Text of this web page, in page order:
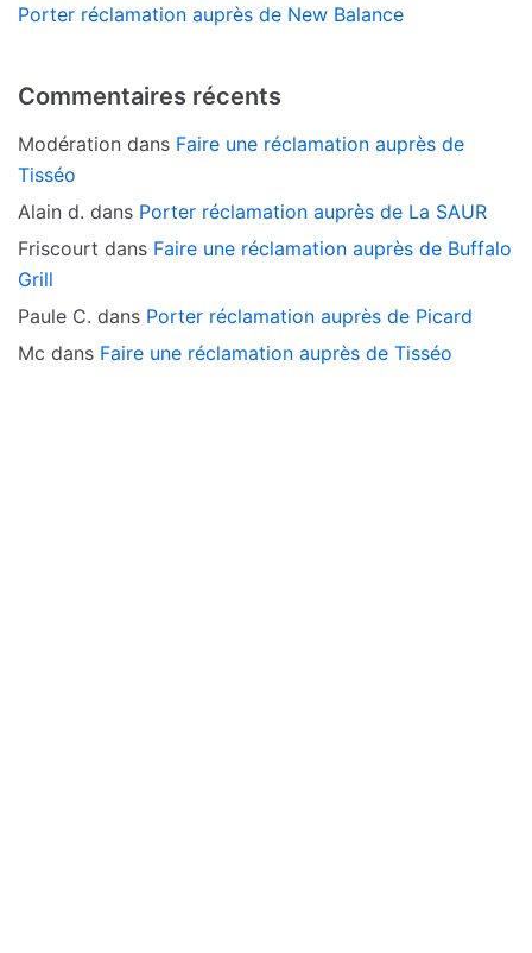
Porter réclamation auprès de New Balance
Commentaires récents
Modération dans Faire une réclamation auprès de
Tisséo
Alain d. dans Porter réclamation auprès de La SAUR
Friscourt dans Faire une réclamation auprès de Buffalo
Grill
Paule C. dans Porter réclamation auprès de Picard
Mc dans Faire une réclamation auprès de Tisséo